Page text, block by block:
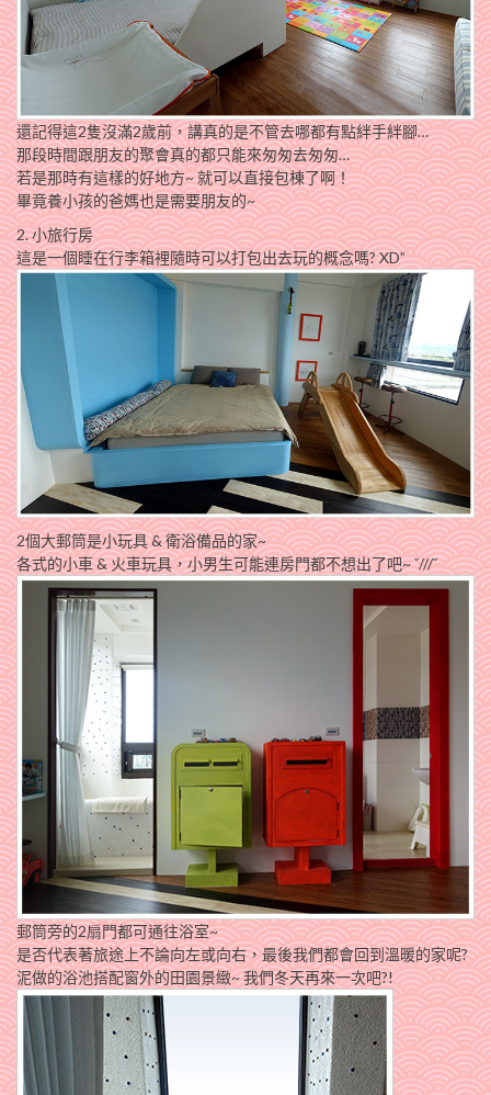
還記得這2隻沒滿2歲前，講真的是不管去哪都有點絆手絆腳…
那段時間跟朋友的聚會真的都只能來匆匆去匆匆…
若是那時有這樣的好地方~ 就可以直接包棟了啊！
畢竟養小孩的爸媽也是需要朋友的~
2. 小旅行房
這是一個睡在行李箱裡隨時可以打包出去玩的概念嗎? XD”
2個大郵筒是小玩具 & 衛浴備品的家~
各式的小車 & 火車玩具，小男生可能連房門都不想出了吧~ ˇ///ˇ
郵筒旁的2扇門都可通往浴室~
是否代表著旅途上不論向左或向右，最後我們都會回到溫暖的家呢?
泥做的浴池搭配窗外的田園景緻~ 我們冬天再來一次吧?!